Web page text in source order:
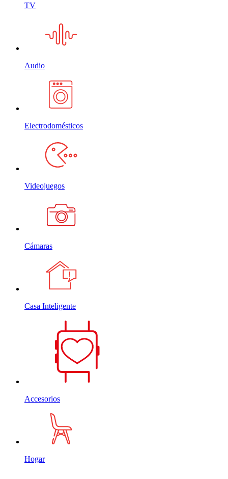
TV
Audio
Electrodomésticos
Videojuegos
Cámaras
Casa Inteligente
Accesorios
Hogar